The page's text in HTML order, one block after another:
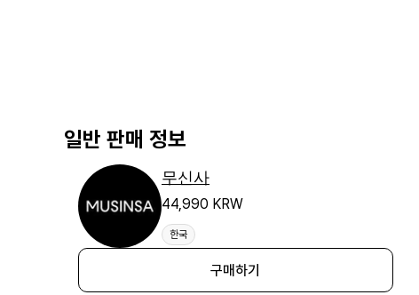
일반 판매 정보
무신사
44,990 KRW
한국
구매하기